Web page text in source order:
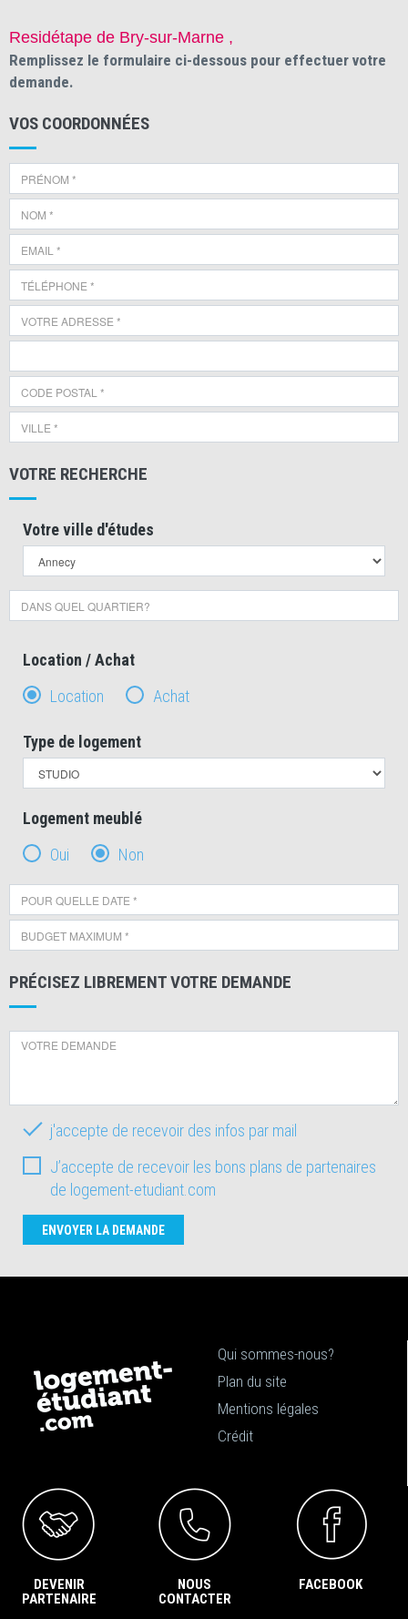
Residétape de Bry-sur-Marne ,
Remplissez le formulaire ci-dessous pour effectuer votre
demande.
VOS COORDONNÉES
VOTRE RECHERCHE
Votre ville d'études
Location / Achat
Location
Achat
Type de logement
Logement meublé
Oui
Non
PRÉCISEZ LIBREMENT VOTRE DEMANDE
j'accepte de recevoir des infos par mail
J’accepte de recevoir les bons plans de partenaires
de logement-etudiant.com
ENVOYER LA DEMANDE
Qui sommes-nous?
Plan du site
Mentions légales
Crédit
DEVENIR
PARTENAIRE
NOUS
CONTACTER
FACEBOOK